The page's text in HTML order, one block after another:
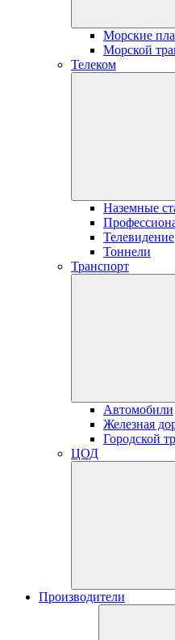
Морские
Морской
Телеком
Наземные
Телевидение
Тоннели
Транспорт
Автомобили
Железная
Городской
ЦОД
Производители